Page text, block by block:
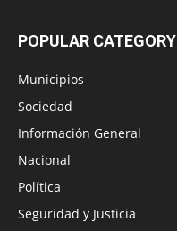
POPULAR CATEGORY
Municipios
Sociedad
Información General
Nacional
Política
Seguridad y Justicia